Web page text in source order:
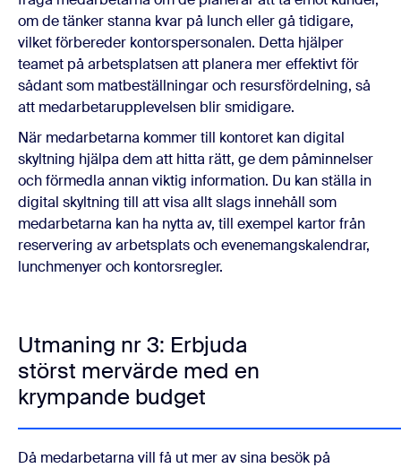
om de tänker stanna kvar på lunch eller gå tidigare,
vilket förbereder kontorspersonalen. Detta hjälper
teamet på arbetsplatsen att planera mer effektivt för
sådant som matbeställningar och resursfördelning, så
att medarbetarupplevelsen blir smidigare.
När medarbetarna kommer till kontoret kan digital
skyltning hjälpa dem att hitta rätt, ge dem påminnelser
och förmedla annan viktig information. Du kan ställa in
digital skyltning till att visa allt slags innehåll som
medarbetarna kan ha nytta av, till exempel kartor från
reservering av arbetsplats och evenemangskalendrar,
lunchmenyer och kontorsregler.
Utmaning nr 3: Erbjuda
störst mervärde med en
krympande budget
Då medarbetarna vill få ut mer av sina besök på